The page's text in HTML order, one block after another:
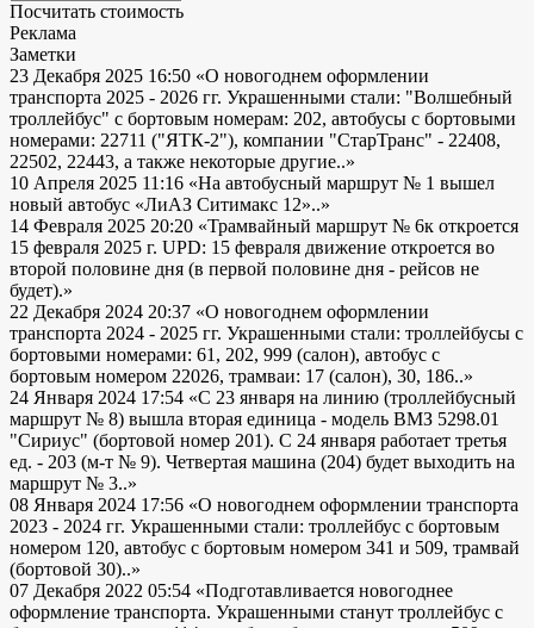
Посчитать стоимость
Реклама
Заметки
23 Декабря 2025 16:50 «О новогоднем оформлении
транспорта 2025 - 2026 гг. Украшенными стали: "Волшебный
троллейбус" с бортовым номерам: 202, автобусы с бортовыми
номерами: 22711 ("ЯТК-2"), компании "СтарТранс" - 22408,
22502, 22443, а также некоторые другие..»
10 Апреля 2025 11:16 «На автобусный маршрут № 1 вышел
новый автобус «ЛиАЗ Ситимакс 12»..»
14 Февраля 2025 20:20 «Трамвайный маршрут № 6к откроется
15 февраля 2025 г. UPD: 15 февраля движение откроется во
второй половине дня (в первой половине дня - рейсов не
будет).»
22 Декабря 2024 20:37 «О новогоднем оформлении
транспорта 2024 - 2025 гг. Украшенными стали: троллейбусы с
бортовыми номерами: 61, 202, 999 (салон), автобус с
бортовым номером 22026, трамваи: 17 (салон), 30, 186..»
24 Января 2024 17:54 «С 23 января на линию (троллейбусный
маршрут № 8) вышла вторая единица - модель ВМЗ 5298.01
"Сириус" (бортовой номер 201). С 24 января работает третья
ед. - 203 (м-т № 9). Четвертая машина (204) будет выходить на
маршрут № 3..»
08 Января 2024 17:56 «О новогоднем оформлении транспорта
2023 - 2024 гг. Украшенными стали: троллейбус с бортовым
номером 120, автобус с бортовым номером 341 и 509, трамвай
(бортовой 30)..»
07 Декабря 2022 05:54 «Подготавливается новогоднее
оформление транспорта. Украшенными станут троллейбус с